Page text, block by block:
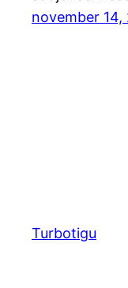
november 14,
Turbotigu